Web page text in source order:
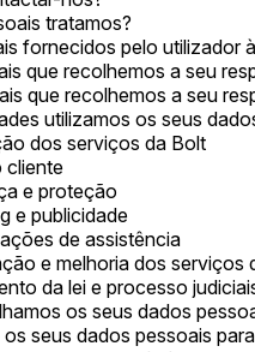
tratamos?
fornecidos pelo utilizador
que recolhemos a seu
que recolhemos a seu
utilizamos os seus
dos serviços da Bolt
cliente
e proteção
e publicidade
de assistência
e melhoria dos serviços
da lei e processo
os seus dados
seus dados pessoais